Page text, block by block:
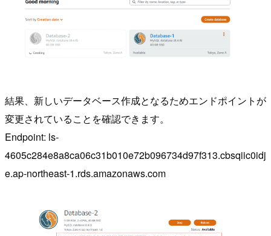
結果、新しいデータベース作成となるためエンドポイントが
変更されていることを確認できます。
Endpoint: ls-
4605c284e8a8ca06c31b010e72b096734d97f313.cbsqiic0idj
e.ap-northeast-1.rds.amazonaws.com